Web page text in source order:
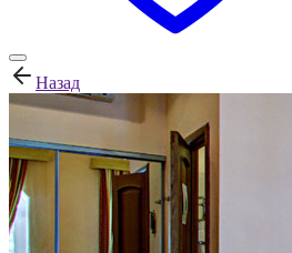
Назад